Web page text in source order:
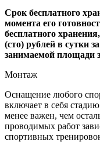
Срок бесплатного
момента его
бесплатного
(сто) рублей в сутки
занимаемой площади
Монтаж
Оснащение любого
включает в себя
менее важен, чем
проводимых работ
спортивных